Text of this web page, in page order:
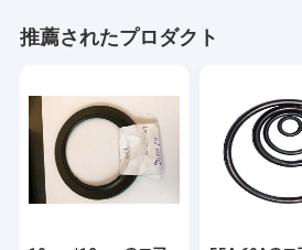
推薦されたプロダクト